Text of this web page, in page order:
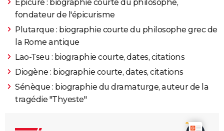
Epicure : biographie courte du philosophe,
fondateur de l'épicurisme
Plutarque : biographie courte du philosophe grec de
la Rome antique
Lao-Tseu : biographie courte, dates, citations
Diogène : biographie courte, dates, citations
Sénèque : biographie du dramaturge, auteur de la
tragédie "Thyeste"